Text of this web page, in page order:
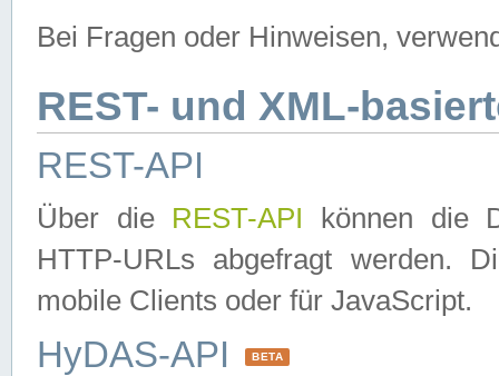
Bei Fragen oder Hinweisen,
REST- und XML-
REST-API
Über die REST-API können die
HTTP-URLs abgefragt werden.
mobile Clients oder für JavaScript.
HyDAS-API BETA